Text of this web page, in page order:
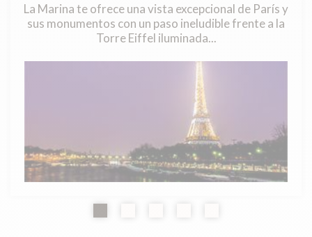
La Marina te ofrece una vista excepcional de París y
sus monumentos con un paso ineludible frente a la
Torre Eiffel iluminada...